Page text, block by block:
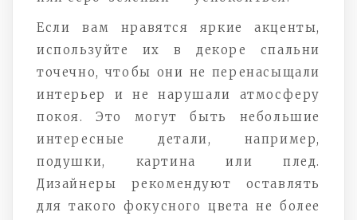
Если вам нравятся яркие акценты,
используйте их в декоре спальни
точечно, чтобы они не перенасыщали
интерьер и не нарушали атмосферу
покоя. Это могут быть небольшие
интересные детали, например,
подушки, картина или плед.
Дизайнеры рекомендуют оставлять
для такого фокусного цвета не более